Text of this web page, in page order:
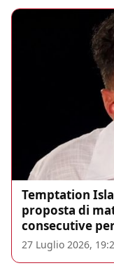
Temptation
proposta di
consecutive
27 Luglio 2026,